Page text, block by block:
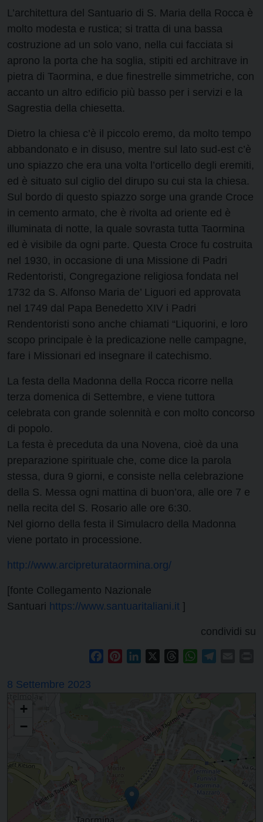
L’architettura del Santuario di S. Maria della Rocca è
molto modesta e rustica; si tratta di una bassa
costruzione ad un solo vano, nella cui facciata si
aprono la porta che ha soglia, stipiti ed architrave in
pietra di Taormina, e due finestrelle simmetriche, con
accanto un altro edificio più basso per i servizi e la
Sagrestia della chiesetta.
Dietro la chiesa c’è il piccolo eremo, da molto tempo
abbandonato e in disuso, mentre sul lato sud-est c’è
uno spiazzo che era una volta l’orticello degli eremiti,
ed è situato sul ciglio del dirupo su cui sta la chiesa.
Sul bordo di questo spiazzo sorge una grande Croce
in cemento armato, che è rivolta ad oriente ed è
illuminata di notte, la quale sovrasta tutta Taormina
ed è visibile da ogni parte. Questa Croce fu costruita
nel 1930, in occasione di una Missione di Padri
Redentoristi, Congregazione religiosa fondata nel
1732 da S. Alfonso Maria de’ Liguori ed approvata
nel 1749 dal Papa Benedetto XIV i Padri
Rendentoristi sono anche chiamati “Liquorini, e loro
scopo principale è la predicazione nelle campagne,
fare i Missionari ed insegnare il catechismo.
La festa della Madonna della Rocca ricorre nella
terza domenica di Settembre, e viene tuttora
celebrata con grande solennità e con molto concorso
di popolo.
La festa è preceduta da una Novena, cioè da una
preparazione spirituale che, come dice la parola
stessa, dura 9 giorni, e consiste nella celebrazione
della S. Messa ogni mattina di buon’ora, alle ore 7 e
nella recita del S. Rosario alle ore 6:30.
Nel giorno della festa il Simulacro della Madonna
viene portato in processione.
http://www.arcipreturataormina.org/
[fonte Collegamento Nazionale
Santuari https://www.santuaritaliani.it ]
condividi su
FacebookPinterestLinkedIn ThreadsWhatsApp
8 Settembre 2023
+
−